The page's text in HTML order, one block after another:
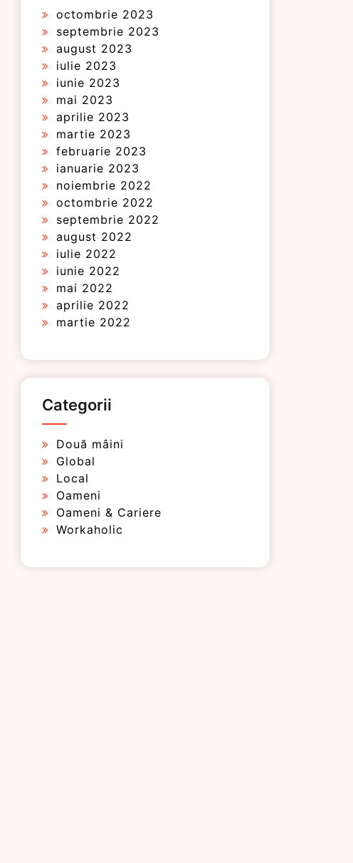
octombrie 2023
septembrie 2023
august 2023
iulie 2023
iunie 2023
mai 2023
aprilie 2023
martie 2023
februarie 2023
ianuarie 2023
noiembrie 2022
octombrie 2022
septembrie 2022
august 2022
iulie 2022
iunie 2022
mai 2022
aprilie 2022
martie 2022
Categorii
Două mâini
Global
Local
Oameni
Oameni & Cariere
Workaholic